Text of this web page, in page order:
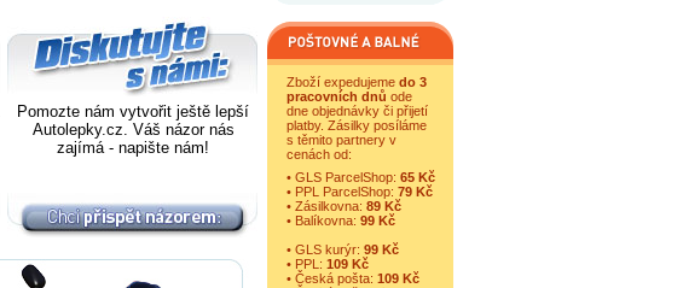
Pomozte nám vytvořit ještě lepší
Autolepky.cz. Váš názor nás
zajímá - napište nám!
Zboží expedujeme do 3
pracovních dnů ode
dne objednávky či přijetí
platby. Zásilky posíláme
s těmito partnery v
cenách od:
• GLS ParcelShop: 65 Kč
• PPL ParcelShop: 79 Kč
• Zásilkovna: 89 Kč
• Balíkovna: 99 Kč
• GLS kurýr: 99 Kč
• PPL: 109 Kč
• Česká pošta: 109 Kč